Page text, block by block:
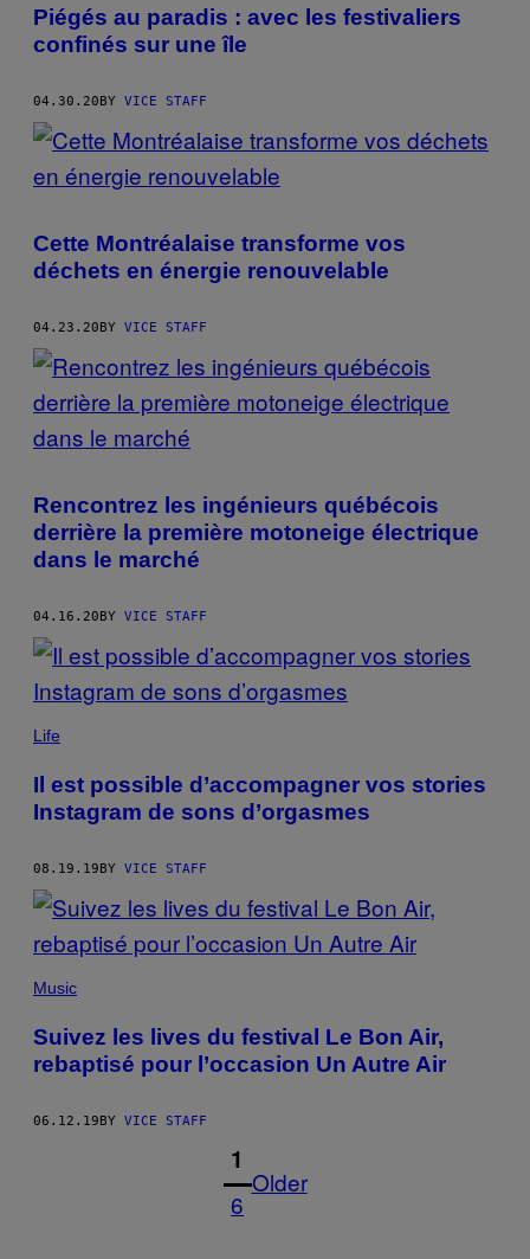
Piégés au paradis : avec les festivaliers
confinés sur une île
04.30.20BY VICE STAFF
Cette Montréalaise transforme vos
déchets en énergie renouvelable
04.23.20BY VICE STAFF
Rencontrez les ingénieurs québécois
derrière la première motoneige électrique
dans le marché
04.16.20BY VICE STAFF
Life
Il est possible d’accompagner vos stories
Instagram de sons d’orgasmes
08.19.19BY VICE STAFF
Music
Suivez les lives du festival Le Bon Air,
rebaptisé pour l’occasion Un Autre Air
06.12.19BY VICE STAFF
1
6
Older